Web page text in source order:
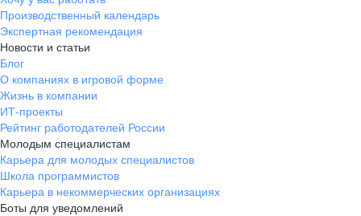
Производственный календарь
Экспертная рекомендация
Новости и статьи
Блог
О компаниях в игровой форме
Жизнь в компании
ИТ-проекты
Рейтинг работодателей России
Молодым специалистам
Карьера для молодых специалистов
Школа программистов
Карьера в некоммерческих организациях
Боты для уведомлений